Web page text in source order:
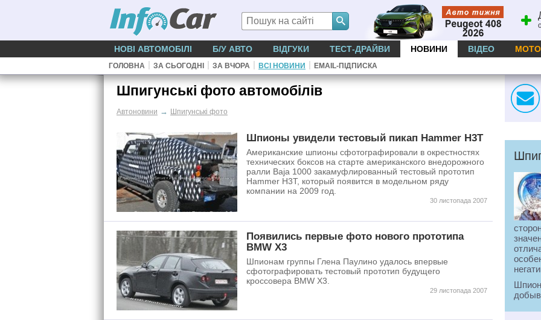
НОВІ АВТОМОБІЛІ Б/У АВТО ВІДГУКИ ТЕСТ-ДРАЙВИ НОВИНИ ВІДЕО МОТО
ГОЛОВНА | ЗА СЬОГОДНІ | ЗА ВЧОРА | ВСІ НОВИНИ | EMAIL-ПІДПИСКА
Шпигунські фото автомобілів
Автоновини → Шпигунські фото
Шпионы увидели тестовый пикап Hammer H3T
Американские шпионы сфотографировали в окрестностях
технических боксов на старте американского внедорожного
ралли Baja 1000 закамуфлированный тестовый прототип
Hammer H3T, который появится в модельном ряду
компании на 2009 год.
30 листопада 2007
Появились первые фото нового прототипа
BMW X3
Шпионам группы Глена Паулино удалось впервые
сфотографировать тестовый прототип будущего
кроссовера BMW X3.
29 листопада 2007